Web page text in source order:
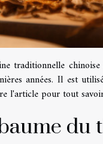
traditionnelle
années. Il est
l'article pour tout
du